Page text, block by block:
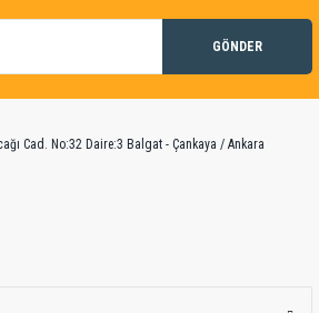
GÖNDER
Cad. No:32 Daire:3 Balgat - Çankaya / Ankara